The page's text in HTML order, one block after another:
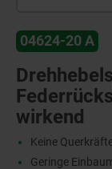
04624-20 A
wirkend
Keine
Geringe